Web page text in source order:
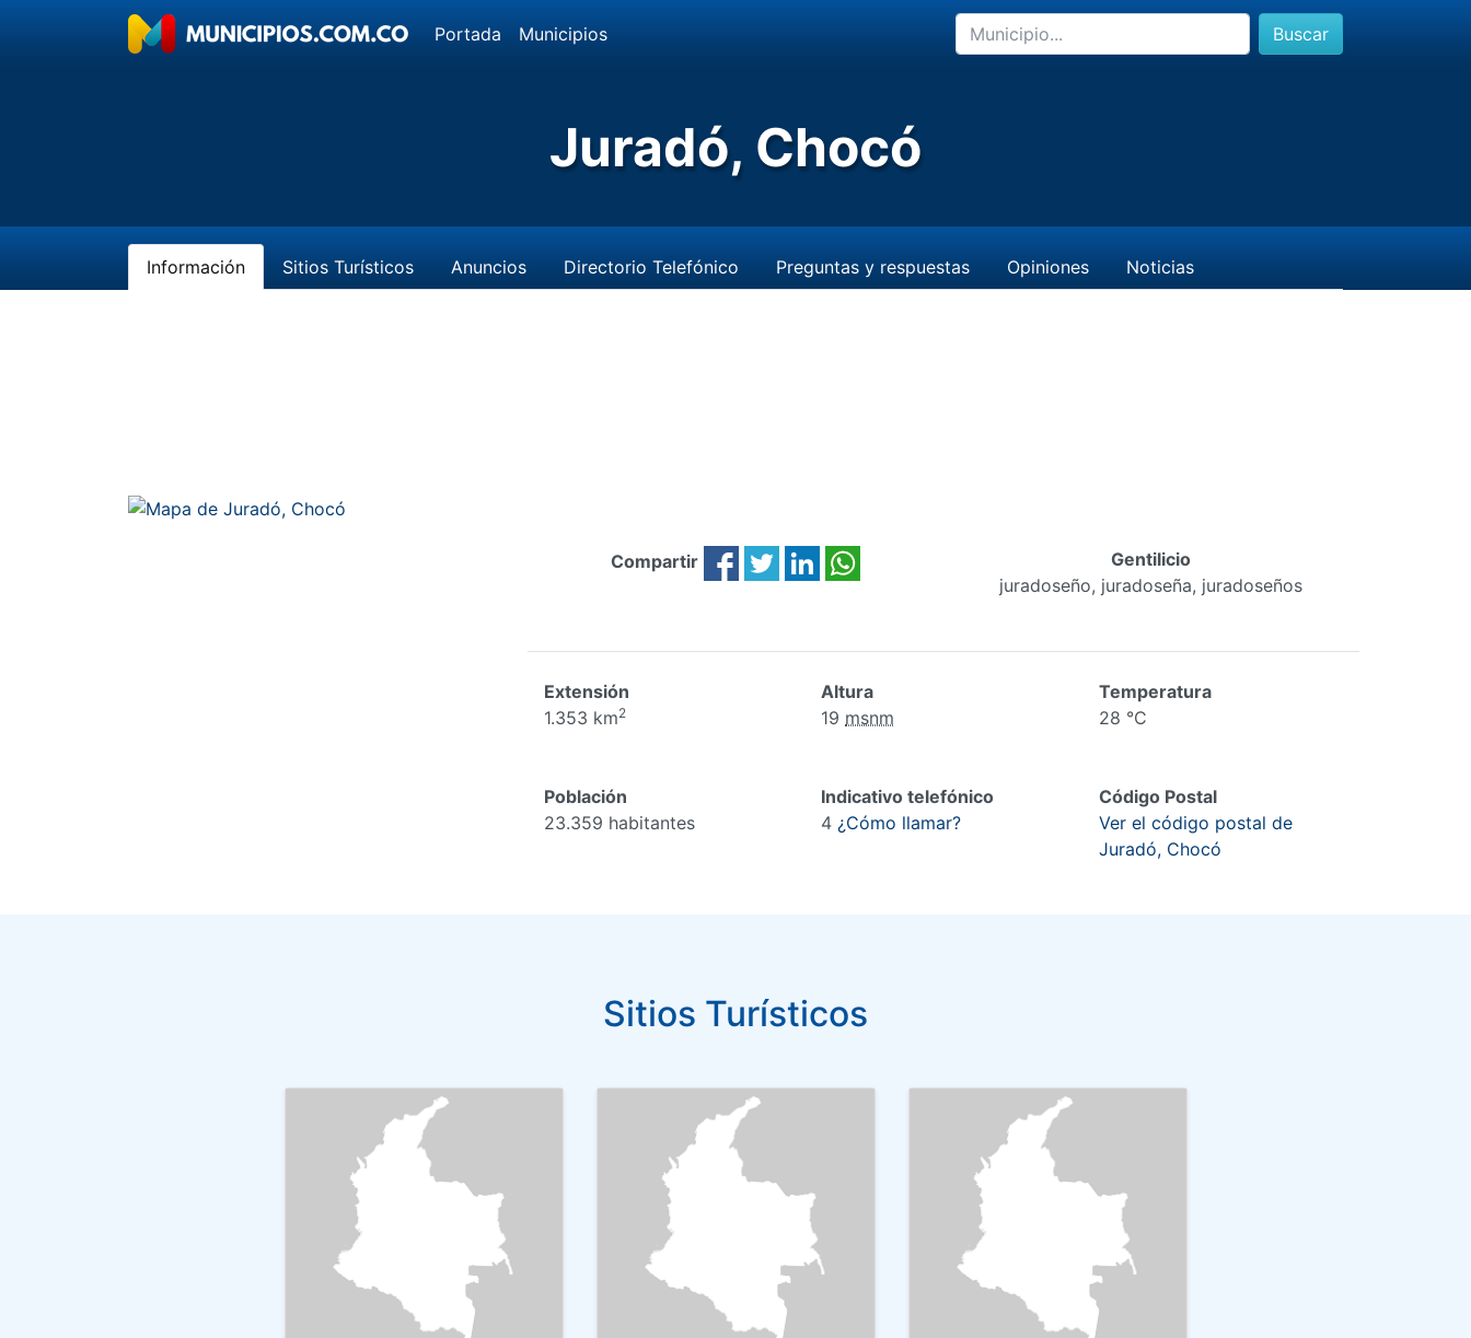
Portada Municipios Buscar
Juradó, Chocó
Información Sitios Turísticos Anuncios Directorio Telefónico Preguntas y respuestas Opiniones Noticias
Compartir
Gentilicio
juradoseño, juradoseña, juradoseños
Extensión
1.353 km2
Altura
19 msnm
Temperatura
28 °C
Población
23.359 habitantes
Indicativo telefónico
4 ¿Cómo llamar?
Código Postal
Ver el código postal de
Juradó, Chocó
Sitios Turísticos